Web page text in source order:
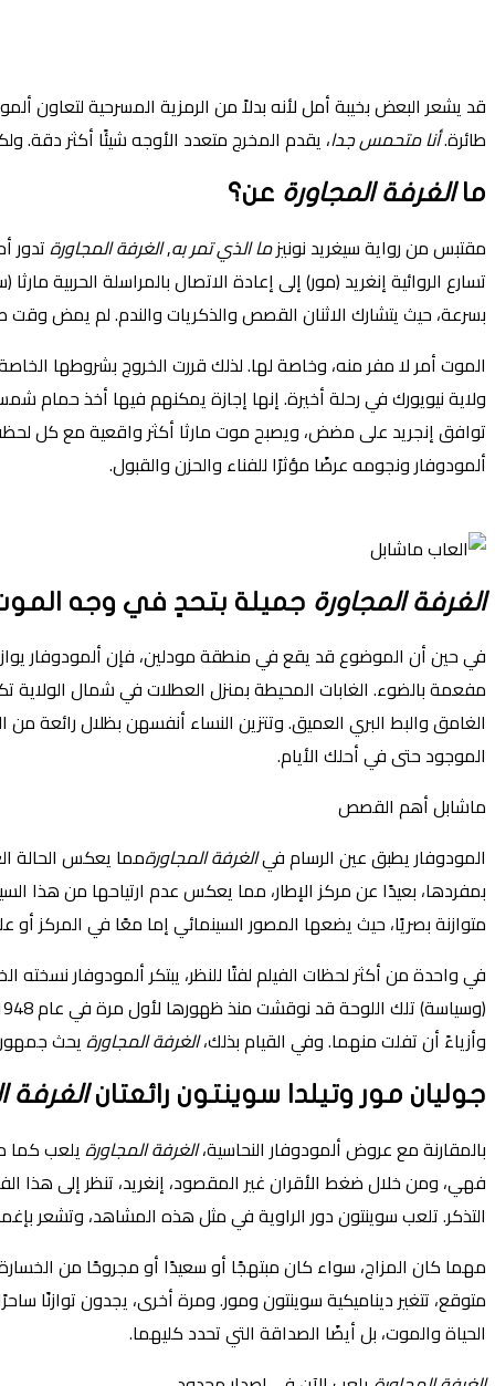
قد يشعر البعض بخيبة أمل لأنه بدلاً من الرمزية المسرحية لتعاون
طائرة.أنا متحمس جدا، يقدم المخرج متعدد الأوجه شيئًا أكثر دقة.
ماالغرفة المجاورة عن؟
مقتبس من رواية سيغريد نونيزما الذي تمر به,الغرفة المجاورةتدور
تسارع الروائية إنغريد (مور) إلى إعادة الاتصال بالمراسلة
بسرعة، حيث يتشارك الاثنان القصص والذكريات والندم. لم يمض
الموت أمر لا مفر منه، وخاصة لها. لذلك قررت الخروج بشروطها
ولاية نيويورك في رحلة أخيرة. إنها إجازة يمكنهم فيها أخذ حمام
توافق إنجريد على مضض، ويصبح موت مارثا أكثر واقعية مع كل
ألمودوفار ونجومه عرضًا مؤثرًا للفناء والحزن والقبول.
الغرفة المجاورة جميلة بتحدٍ في وجه
في حين أن الموضوع قد يقع في منطقة مودلين، فإن ألمودوفار
مفعمة بالضوء. الغابات المحيطة بمنزل العطلات في شمال الولاية
الغامق والبط البري العميق. وتتزين النساء أنفسهن بظلال رائعة من
الموجود حتى في أحلك الأيام.
ماشابل أهم القصص
المودوفار يطبق عين الرسام فيالغرفة المجاورةمما يعكس الحالة
بمفردها، بعيدًا عن مركز الإطار، مما يعكس عدم ارتياحها من هذا
متوازنة بصريًا، حيث يضعها المصور السينمائي إما معًا في
في واحدة من أكثر لحظات الفيلم لفتًا للنظر، يبتكر ألمودوفار نسخته
وأزياءً أن تفلت منهما. وفي القيام بذلك،الغرفة المجاورةيحث
جوليان مور وتيلدا سوينتون رائعتانالغرفة
بالمقارنة مع عروض ألمودوفار النحاسية،الغرفة المجاورةيلعب كما
فهي، ومن خلال ضغط الأقران غير المقصود، إنغريد، تنظر إلى هذا
التذكر. تلعب سوينتون دور الراوية في مثل هذه المشاهد، وتشعر
مهما كان المزاج، سواء كان مبتهجًا أو سعيدًا أو مجروحًا من
متوقع، تتغير ديناميكية سوينتون ومور. ومرة أخرى، يجدون توازنًا
الحياة والموت، بل أيضًا الصداقة التي تحدد كليهما.